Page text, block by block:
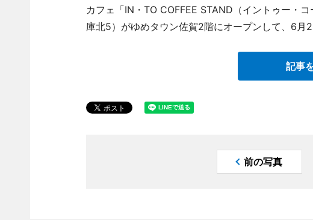
カフェ「IN・TO COFFEE STAND（イントゥー・
庫北5）がゆめタウン佐賀2階にオープンして、6月2
記事
前の写真